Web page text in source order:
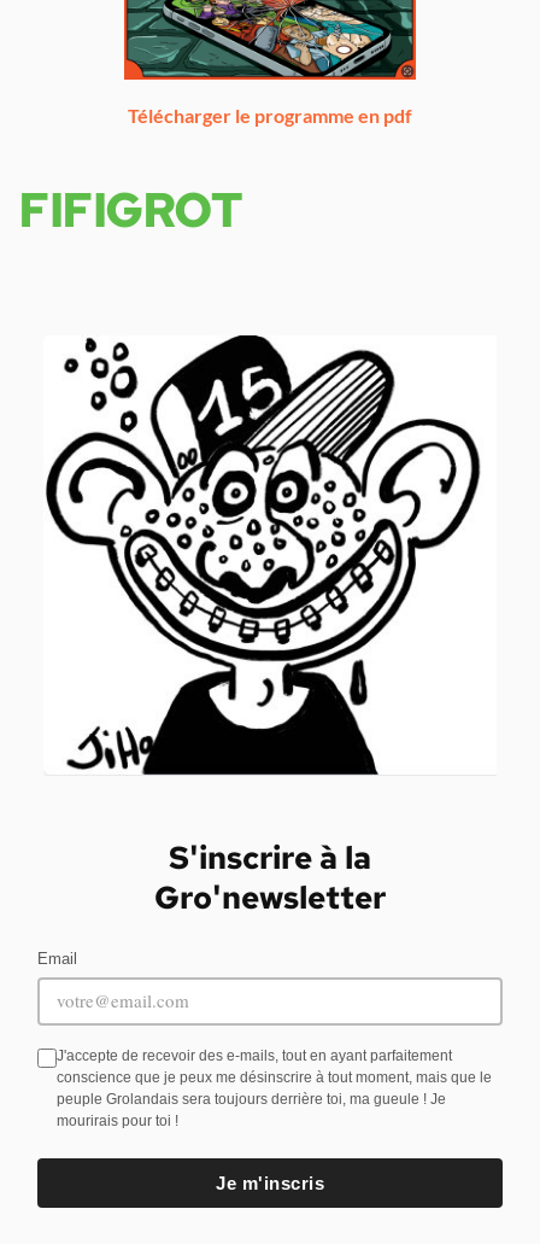
FIFIGROT
S'inscrire à la
Gro'newsletter
Email
J'accepte de recevoir des e-mails, tout en ayant parfaitement
conscience que je peux me désinscrire à tout moment, mais que le
peuple Grolandais sera toujours derrière toi, ma gueule ! Je
mourirais pour toi !
Je m'inscris
Télécharger le programme en pdf